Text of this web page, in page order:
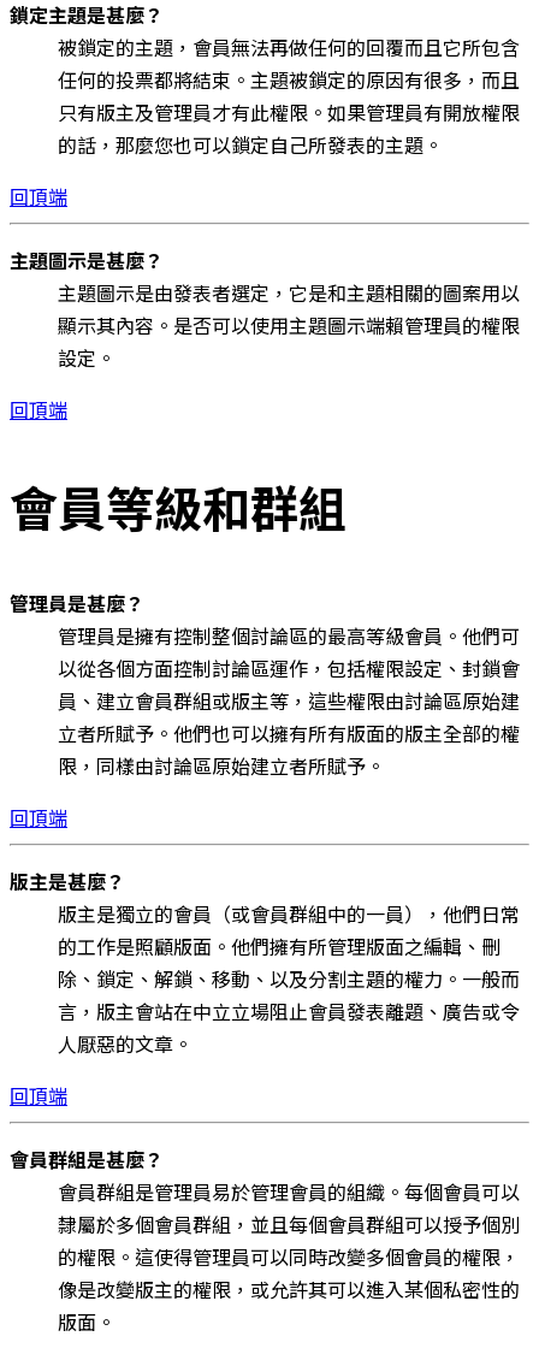
鎖定主題是甚麼？
被鎖定的主題，會員無法再做任何的回覆而且它所包含
任何的投票都將結束。主題被鎖定的原因有很多，而且
只有版主及管理員才有此權限。如果管理員有開放權限
的話，那麼您也可以鎖定自己所發表的主題。
回頂端
主題圖示是甚麼？
主題圖示是由發表者選定，它是和主題相關的圖案用以
顯示其內容。是否可以使用主題圖示端賴管理員的權限
設定。
回頂端
會員等級和群組
管理員是甚麼？
管理員是擁有控制整個討論區的最高等級會員。他們可
以從各個方面控制討論區運作，包括權限設定、封鎖會
員、建立會員群組或版主等，這些權限由討論區原始建
立者所賦予。他們也可以擁有所有版面的版主全部的權
限，同樣由討論區原始建立者所賦予。
回頂端
版主是甚麼？
版主是獨立的會員（或會員群組中的一員），他們日常
的工作是照顧版面。他們擁有所管理版面之編輯、刪
除、鎖定、解鎖、移動、以及分割主題的權力。一般而
言，版主會站在中立立場阻止會員發表離題、廣告或令
人厭惡的文章。
回頂端
會員群組是甚麼？
會員群組是管理員易於管理會員的組織。每個會員可以
隸屬於多個會員群組，並且每個會員群組可以授予個別
的權限。這使得管理員可以同時改變多個會員的權限，
像是改變版主的權限，或允許其可以進入某個私密性的
版面。